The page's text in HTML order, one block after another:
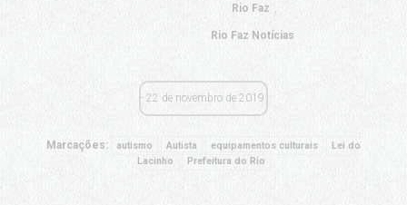
Rio Faz
Rio Faz Notícias
22 de novembro de 2019
Marcações: autismo Autista equipamentos culturais
Lei do
Lacinho
Prefeitura do Rio